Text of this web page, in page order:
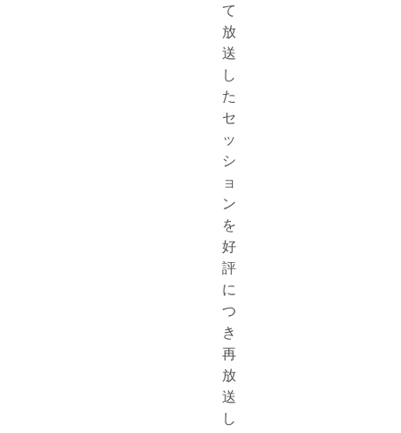
て
放
送
し
た
セ
ッ
シ
ョ
ン
を
好
評
に
つ
き
再
放
送
し